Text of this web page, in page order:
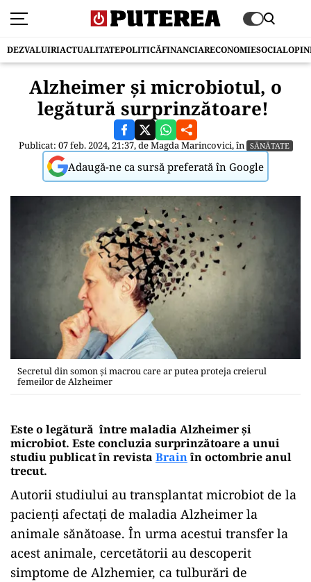
DEZVALUIRIACTUALITATEPOLITICĂFINANCIARECONOMIESOCIAL
Alzheimer și microbiotul, o
legătură surprinzătoare!
Publicat: 07 feb. 2024, 21:37, deMagda Marincovici, în SĂNĂTATE
Adaugă-ne ca sursă preferată în Google
Secretul din somon și macrou care ar putea proteja creierul
femeilor de Alzheimer
Este o legătură între maladia Alzheimer și
microbiot. Este concluzia surprinzătoare a unui
studiu publicat în revista Brainîn octombrie anul
trecut.
Autorii studiului au transplantat microbiot de la
pacienți afectați de maladia Alzheimer la
animale sănătoase. În urma acestui transfer la
acest animale, cercetătorii au descoperit
simptome de Alzhemier, ca tulburări de